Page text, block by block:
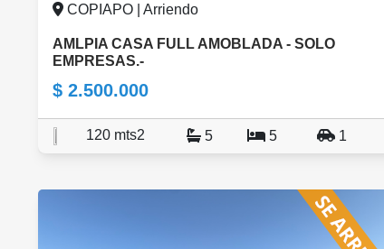
COPIAPO | Arriendo
AMLPIA CASA FULL AMOBLADA - SOLO
EMPRESAS.-
$ 2.500.000
120 mts2 5 5 1